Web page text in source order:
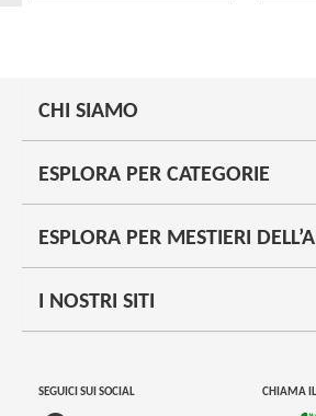
CHI SIAMO
ESPLORA PER CATEGORIE
ESPLORA PER MESTIERI
I NOSTRI SITI
SEGUICI SUI SOCIAL CHIAMA